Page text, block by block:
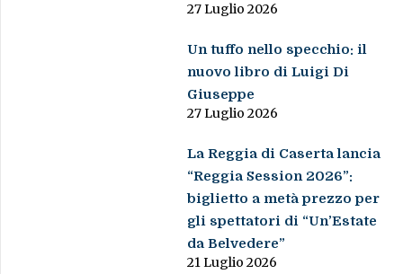
27 Luglio 2026
Un tuffo nello specchio: il
nuovo libro di Luigi Di
Giuseppe
27 Luglio 2026
La Reggia di Caserta lancia
“Reggia Session 2026”:
biglietto a metà prezzo per
gli spettatori di “Un’Estate
da Belvedere”
21 Luglio 2026